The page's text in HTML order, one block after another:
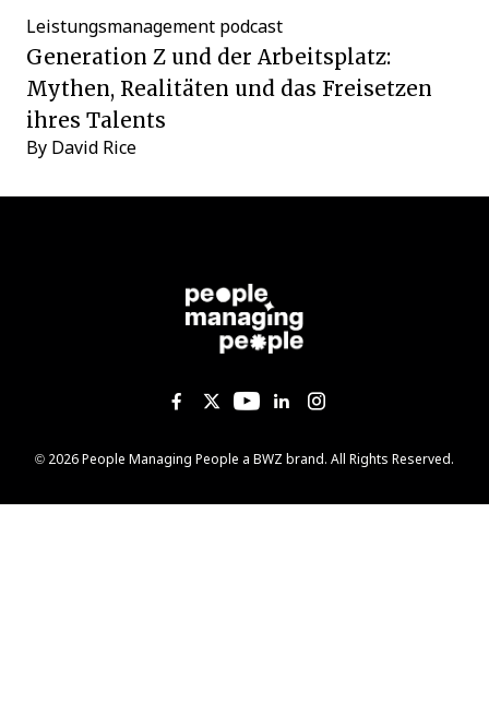
Leistungsmanagement podcast
Generation Z und der Arbeitsplatz:
Mythen, Realitäten und das Freisetzen
ihres Talents
By David Rice
Like us on Facebook
Follow us on Twitter
Follow us on
Add us on
Follow us on
© 2026 People Managing People a BWZ Opens new window
brand. All Rights Reserved.